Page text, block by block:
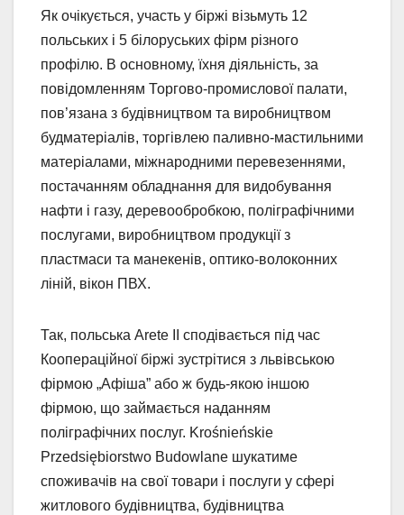
Як очікується, участь у біржі візьмуть 12
польських і 5 білоруських фірм різного
профілю. В основному, їхня діяльність, за
повідомленням Торгово-промислової палати,
пов’язана з будівництвом та виробництвом
будматеріалів, торгівлею паливно-мастильними
матеріалами, міжнародними перевезеннями,
постачанням обладнання для видобування
нафти і газу, деревообробкою, поліграфічними
послугами, виробництвом продукції з
пластмаси та манекенів, оптико-волоконних
ліній, вікон ПВХ.
Так, польська Arete II сподівається під час
Коопераційної біржі зустрітися з львівською
фірмою „Афіша” або ж будь-якою іншою
фірмою, що займається наданням
поліграфічних послуг. Krośnieńskie
Przedsiębiorstwo Budowlane шукатиме
споживачів на свої товари і послуги у сфері
житлового будівництва, будівництва